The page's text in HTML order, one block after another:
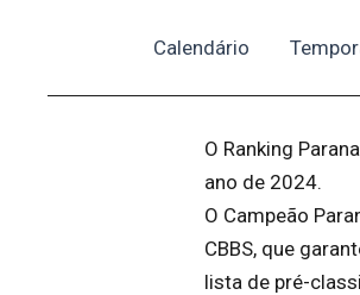
Calendário
O Ranking
ano de 2024.
O Campeão
CBBS, que
lista de pré-